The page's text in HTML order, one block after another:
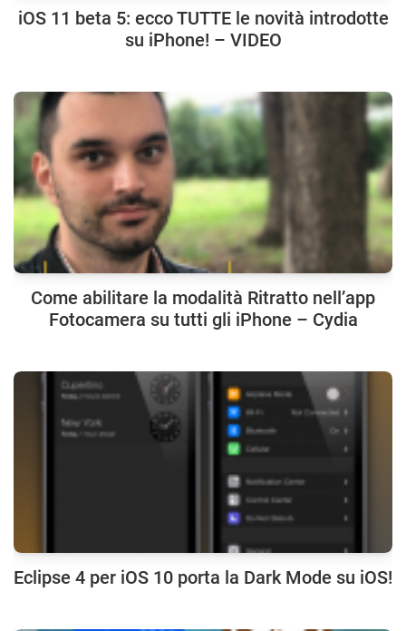
iOS 11 beta 5: ecco TUTTE le novità introdotte
su iPhone! – VIDEO
Come abilitare la modalità Ritratto nell’app
Fotocamera su tutti gli iPhone – Cydia
Eclipse 4 per iOS 10 porta la Dark Mode su iOS!